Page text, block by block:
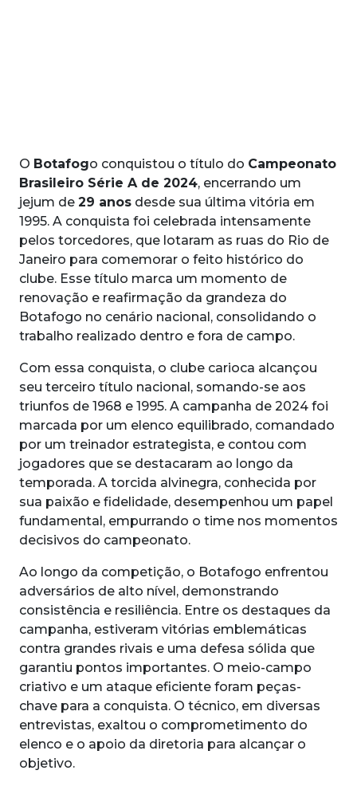
O Botafogo conquistou o título do Campeonato
Brasileiro Série A de 2024, encerrando um
jejum de 29 anos desde sua última vitória em
1995. A conquista foi celebrada intensamente
pelos torcedores, que lotaram as ruas do Rio de
Janeiro para comemorar o feito histórico do
clube. Esse título marca um momento de
renovação e reafirmação da grandeza do
Botafogo no cenário nacional, consolidando o
trabalho realizado dentro e fora de campo.
Com essa conquista, o clube carioca alcançou
seu terceiro título nacional, somando-se aos
triunfos de 1968 e 1995. A campanha de 2024 foi
marcada por um elenco equilibrado, comandado
por um treinador estrategista, e contou com
jogadores que se destacaram ao longo da
temporada. A torcida alvinegra, conhecida por
sua paixão e fidelidade, desempenhou um papel
fundamental, empurrando o time nos momentos
decisivos do campeonato.
Ao longo da competição, o Botafogo enfrentou
adversários de alto nível, demonstrando
consistência e resiliência. Entre os destaques da
campanha, estiveram vitórias emblemáticas
contra grandes rivais e uma defesa sólida que
garantiu pontos importantes. O meio-campo
criativo e um ataque eficiente foram peças-
chave para a conquista. O técnico, em diversas
entrevistas, exaltou o comprometimento do
elenco e o apoio da diretoria para alcançar o
objetivo.